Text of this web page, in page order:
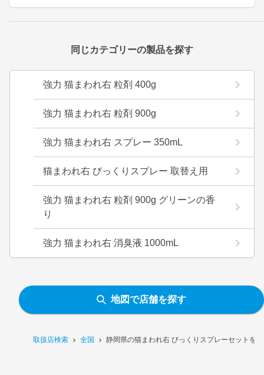
取扱店検索 全国 静岡県の猫まわれ右 びっくりスプレーセットを
同じカテゴリーの製品を探す
強力 猫まわれ右 粒剤 400g
強力 猫まわれ右 粒剤 900g
強力 猫まわれ右 スプレー 350mL
猫まわれ右 びっくりスプレー 取替え用
強力 猫まわれ右 粒剤 900g グリーンの香
り
強力 猫まわれ右 消臭液 1000mL
地図で店舗を探す